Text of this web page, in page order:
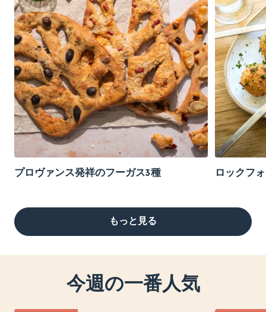
プロヴァンス発祥のフーガス3種 ロックフ
もっと見る
今週の一番人気